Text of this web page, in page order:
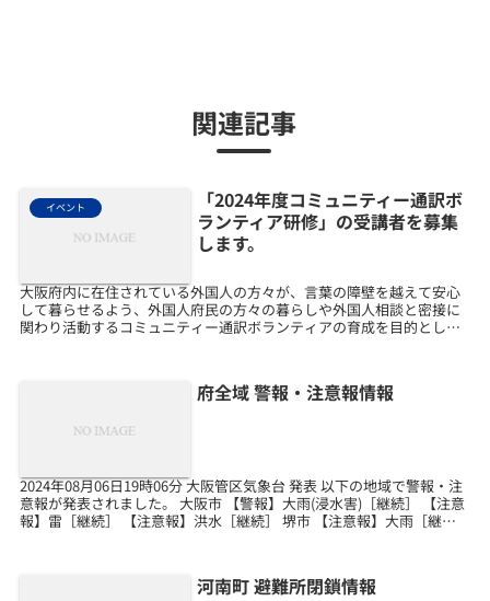
関連記事
イベント
「2024年度コミュニティー通訳ボ
ランティア研修」の受講者を募集
します。
大阪府内に在住されている外国人の方々が、言葉の障壁を越えて安心
して暮らせるよう、外国人府民の方々の暮らしや外国人相談と密接に
関わり活動するコミュニティー通訳ボランティアの育成を目的として
府全域 警報・注意報情報
2024年08月06日19時06分 大阪管区気象台 発表 以下の地域で警報・注
意報が発表されました。 大阪市 【警報】大雨(浸水害)［継続］ 【注意
報】雷［継続］ 【注意報】洪水［継続］ 堺市 【注意報】大雨［継
河南町 避難所閉鎖情報